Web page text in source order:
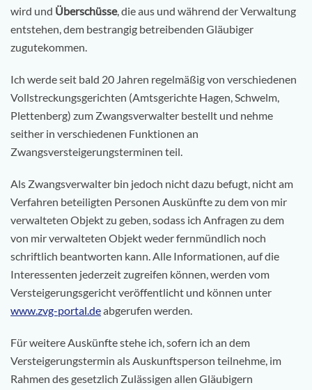
wird und Überschüsse, die aus und während der Verwaltung
entstehen, dem bestrangig betreibenden Gläubiger
zugutekommen.
Ich werde seit bald 20 Jahren regelmäßig von verschiedenen
Vollstreckungsgerichten (Amtsgerichte Hagen, Schwelm,
Plettenberg) zum Zwangsverwalter bestellt und nehme
seither in verschiedenen Funktionen an
Zwangsversteigerungsterminen teil.
Als Zwangsverwalter bin jedoch nicht dazu befugt, nicht am
Verfahren beteiligten Personen Auskünfte zu dem von mir
verwalteten Objekt zu geben, sodass ich Anfragen zu dem
von mir verwalteten Objekt weder fernmündlich noch
schriftlich beantworten kann. Alle Informationen, auf die
Interessenten jederzeit zugreifen können, werden vom
Versteigerungsgericht veröffentlicht und können unter
www.zvg-portal.deabgerufen werden.
Für weitere Auskünfte stehe ich, sofern ich an dem
Versteigerungstermin als Auskunftsperson teilnehme, im
Rahmen des gesetzlich Zulässigen allen Gläubigern